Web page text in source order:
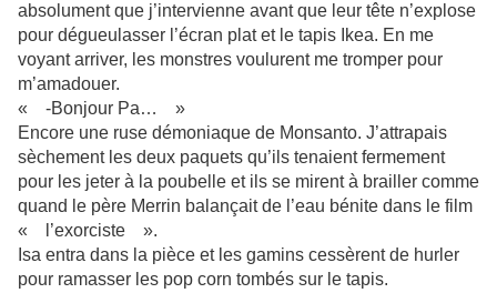
absolument que j’intervienne avant que leur tête n’explose
pour dégueulasser l’écran plat et le tapis Ikea. En me
voyant arriver, les monstres voulurent me tromper pour
m’amadouer.
« -Bonjour Pa… »
Encore une ruse démoniaque de Monsanto. J’attrapais
sèchement les deux paquets qu’ils tenaient fermement
pour les jeter à la poubelle et ils se mirent à brailler comme
quand le père Merrin balançait de l’eau bénite dans le film
« l’exorciste ».
Isa entra dans la pièce et les gamins cessèrent de hurler
pour ramasser les pop corn tombés sur le tapis.